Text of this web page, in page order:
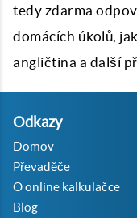
tedy zdarma
domácích úkolů,
angličtina a další
Odkazy
Domov
Převaděče
O online kalkulačce
Blog